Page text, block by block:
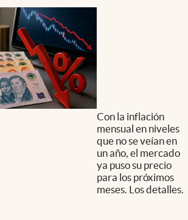
Con la inflación
mensual en niveles
que no se veían en
un año, el mercado
ya puso su precio
para los próximos
meses. Los detalles.